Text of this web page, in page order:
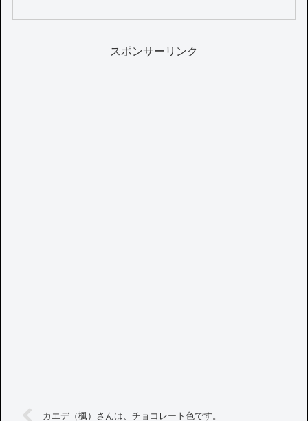
スポンサーリンク
カエデ（楓）さんは、チョコレート色です。